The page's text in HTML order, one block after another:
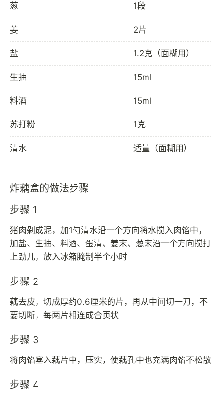
葱 1段
姜 2片
盐 1.2克（面糊用）
生抽 15ml
料酒 15ml
苏打粉 1克
清水 适量（面糊用）
炸藕盒的做法步骤
步骤 1
猪肉剁成泥，加1勺清水沿一个方向将水搅入肉馅中，
加盐、生抽、料酒、蛋清、姜末、葱末沿一个方向搅打
上劲儿，放入冰箱腌制半个小时
步骤 2
藕去皮，切成厚约0.6厘米的片，再从中间切一刀，不
要切断，每两片相连成合页状
步骤 3
将肉馅塞入藕片中，压实，使藕孔中也充满肉馅不松散
步骤 4